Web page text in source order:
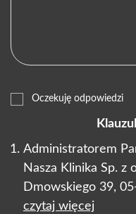
Oczekuję odpowiedzi
Administratorem
Nasza Klinika Sp. z
Dmowskiego 39,
czytaj więcej